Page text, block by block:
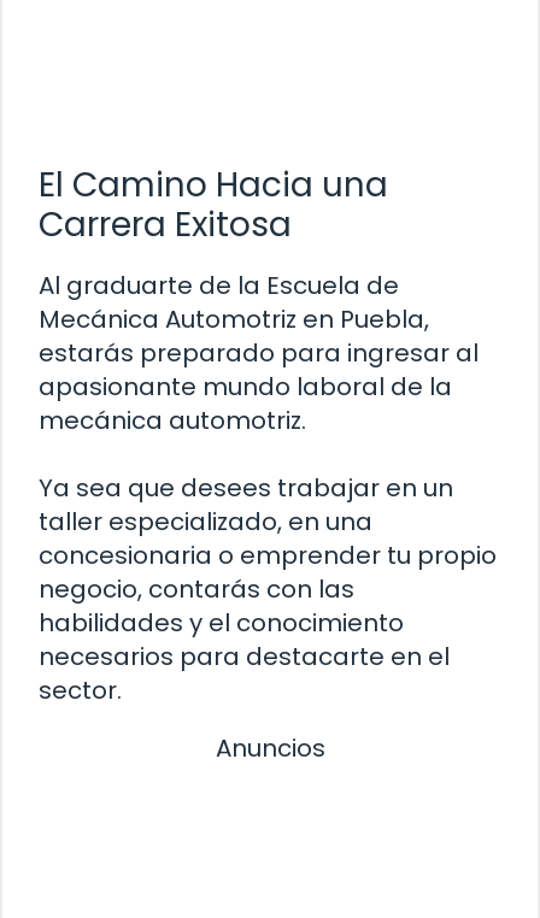
El Camino Hacia una
Carrera Exitosa
Al graduarte de la Escuela de
Mecánica Automotriz en Puebla,
estarás preparado para ingresar al
apasionante mundo laboral de la
mecánica automotriz.
Ya sea que desees trabajar en un
taller especializado, en una
concesionaria o emprender tu propio
negocio, contarás con las
habilidades y el conocimiento
necesarios para destacarte en el
sector.
Anuncios